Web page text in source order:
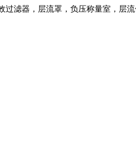
滤器，层流罩，负压称量室，层流